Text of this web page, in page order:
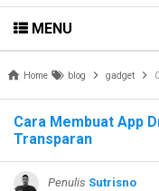
MENU
Home blog gadget
Cara Membuat App
Transparan
Penulis Sutrisno